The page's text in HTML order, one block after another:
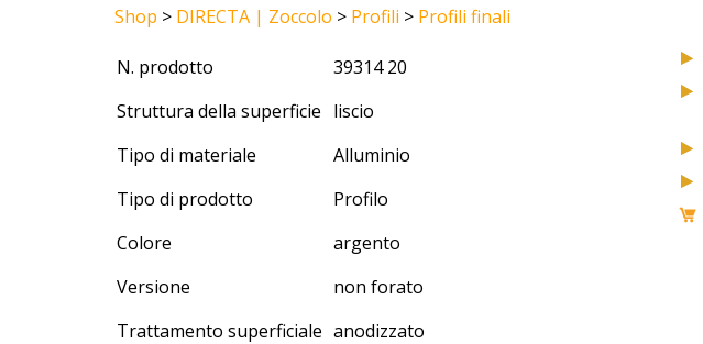
Shop > DIRECTA | Zoccolo > Profili > Profili finali
N. prodotto
39314 20
Struttura della superficie liscio
Tipo di materiale
Alluminio
Tipo di prodotto
Profilo
Colore
argento
Versione
non forato
Trattamento superficiale anodizzato